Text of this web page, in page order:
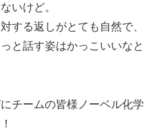
いけど。
る返しがとても自然で、
と話す姿はかっこいいなと
ームの皆様ノーベル化学